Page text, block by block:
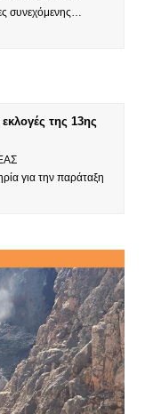
συνεχόμενης…
της 13ης
για την παράταξη